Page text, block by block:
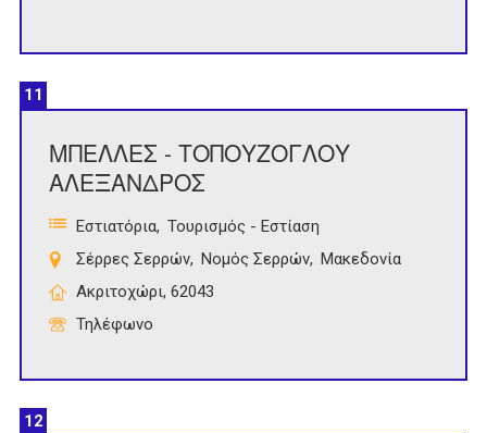
11
ΜΠΕΛΛΕΣ - ΤΟΠΟΥΖΟΓΛΟΥ
ΑΛΕΞΑΝΔΡΟΣ
Εστιατόρια Τουρισμός - Εστίαση
Σέρρες Σερρών
Νομός Σερρών
Μακεδονία
Ακριτοχώρι, 62043
Τηλέφωνο
12